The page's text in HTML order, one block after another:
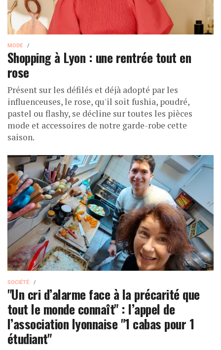
MODE
Shopping à Lyon : une rentrée tout en
rose
Présent sur les défilés et déjà adopté par les
influenceuses, le rose, qu'il soit fushia, poudré,
pastel ou flashy, se décline sur toutes les pièces
mode et accessoires de notre garde-robe cette
saison.
SOCIÉTÉ
"Un cri d’alarme face à la précarité que
tout le monde connaît" : l’appel de
l’association lyonnaise "1 cabas pour 1
étudiant"